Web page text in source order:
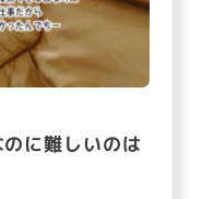
に難しいのは